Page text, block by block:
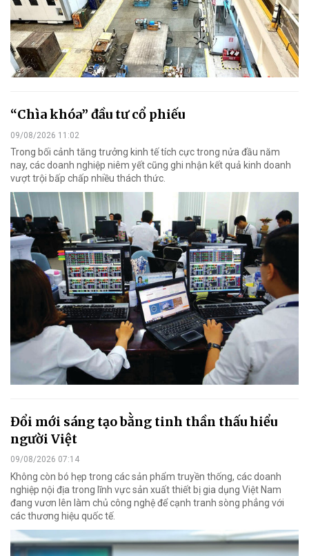
“Chìa khóa” đầu tư cổ phiếu
09/08/2026 11:02
Trong bối cảnh tăng trưởng kinh tế tích cực trong nửa đầu năm
nay, các doanh nghiệp niêm yết cũng ghi nhận kết quả kinh doanh
vượt trội bấp chấp nhiều thách thức.
Đổi mới sáng tạo bằng tinh thần thấu hiểu
người Việt
09/08/2026 07:14
Không còn bó hẹp trong các sản phẩm truyền thống, các doanh
nghiệp nội địa trong lĩnh vực sản xuất thiết bị gia dụng Việt Nam
đang vươn lên làm chủ công nghệ để cạnh tranh sòng phẳng với
các thương hiệu quốc tế.